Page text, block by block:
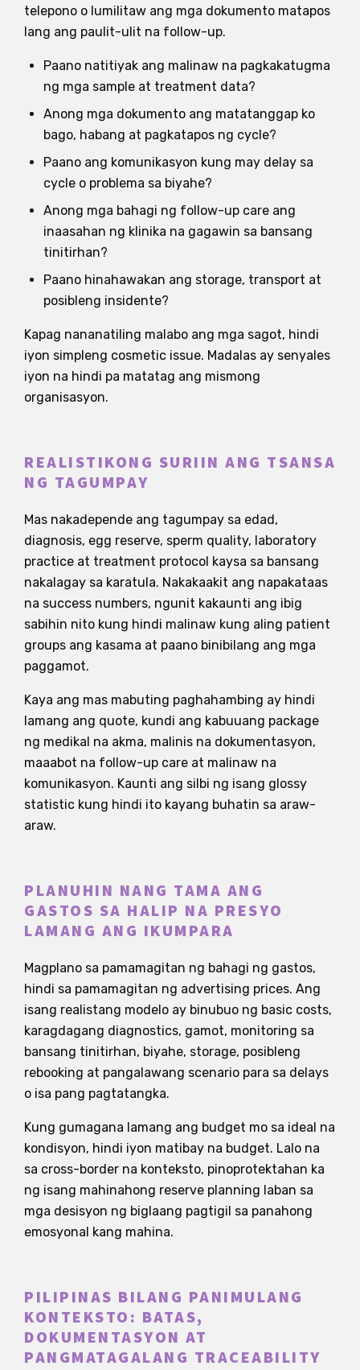
telepono o lumilitaw ang mga dokumento matapos
lang ang paulit-ulit na follow-up.
Paano natitiyak ang malinaw na pagkakatugma
ng mga sample at treatment data?
Anong mga dokumento ang matatanggap ko
bago, habang at pagkatapos ng cycle?
Paano ang komunikasyon kung may delay sa
cycle o problema sa biyahe?
Anong mga bahagi ng follow-up care ang
inaasahan ng klinika na gagawin sa bansang
tinitirhan?
Paano hinahawakan ang storage, transport at
posibleng insidente?
Kapag nananatiling malabo ang mga sagot, hindi
iyon simpleng cosmetic issue. Madalas ay senyales
iyon na hindi pa matatag ang mismong
organisasyon.
REALISTIKONG SURIIN ANG TSANSA
NG TAGUMPAY
Mas nakadepende ang tagumpay sa edad,
diagnosis, egg reserve, sperm quality, laboratory
practice at treatment protocol kaysa sa bansang
nakalagay sa karatula. Nakakaakit ang napakataas
na success numbers, ngunit kakaunti ang ibig
sabihin nito kung hindi malinaw kung aling patient
groups ang kasama at paano binibilang ang mga
paggamot.
Kaya ang mas mabuting paghahambing ay hindi
lamang ang quote, kundi ang kabuuang package
ng medikal na akma, malinis na dokumentasyon,
maaabot na follow-up care at malinaw na
komunikasyon. Kaunti ang silbi ng isang glossy
statistic kung hindi ito kayang buhatin sa araw-
araw.
PLANUHIN NANG TAMA ANG
GASTOS SA HALIP NA PRESYO
LAMANG ANG IKUMPARA
Magplano sa pamamagitan ng bahagi ng gastos,
hindi sa pamamagitan ng advertising prices. Ang
isang realistang modelo ay binubuo ng basic costs,
karagdagang diagnostics, gamot, monitoring sa
bansang tinitirhan, biyahe, storage, posibleng
rebooking at pangalawang scenario para sa delays
o isa pang pagtatangka.
Kung gumagana lamang ang budget mo sa ideal na
kondisyon, hindi iyon matibay na budget. Lalo na
sa cross-border na konteksto, pinoprotektahan ka
ng isang mahinahong reserve planning laban sa
mga desisyon ng biglaang pagtigil sa panahong
emosyonal kang mahina.
PILIPINAS BILANG PANIMULANG
KONTEKSTO: BATAS,
DOKUMENTASYON AT
PANGMATAGALANG TRACEABILITY